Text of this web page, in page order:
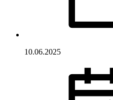
10.06.2025